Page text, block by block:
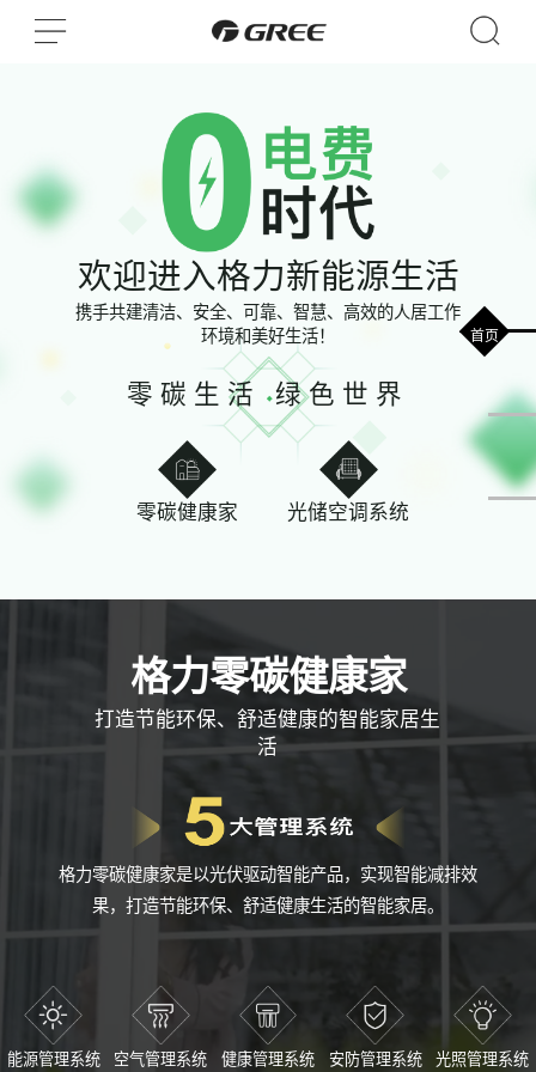
欢迎进入格力新能源生活
携手共建清洁、安全、可靠、智慧、高效的人居工作
环境和美好生活！
零碳生活 绿色世界
零碳健康家 光储空调系统
格力零碳健康家
打造节能环保、舒适健康的智能家居生
活
格力零碳健康家是以光伏驱动智能产品，实现智能减排效
果，打造节能环保、舒适健康生活的智能家居。
能源管理系统 空气管理系统 健康管理系统 安防管理系统 光照管理系统
首页